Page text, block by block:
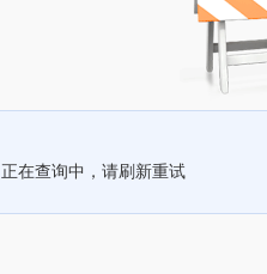
正在查询中，请刷新重试